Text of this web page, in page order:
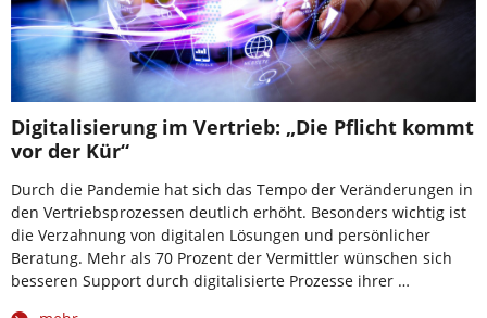
Digitalisierung im Vertrieb: „Die Pflicht kommt
vor der Kür“
Durch die Pandemie hat sich das Tempo der Veränderungen in
den Vertriebsprozessen deutlich erhöht. Besonders wichtig ist
die Verzahnung von digitalen Lösungen und persönlicher
Beratung. Mehr als 70 Prozent der Vermittler wünschen sich
besseren Support durch digitalisierte Prozesse ihrer …